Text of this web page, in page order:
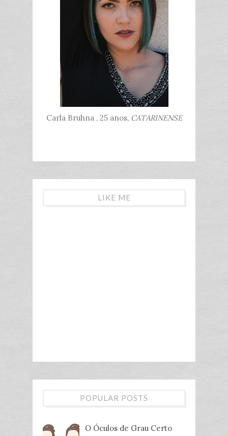
Carla Bruhna , 25 anos,CATARINENSE
LIKE ME
POPULAR POSTS
O Óculos de Grau Certo